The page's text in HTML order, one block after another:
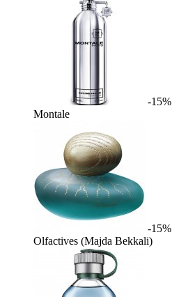
-15%
Montale
-15%
Olfactives (Majda Bekkali)